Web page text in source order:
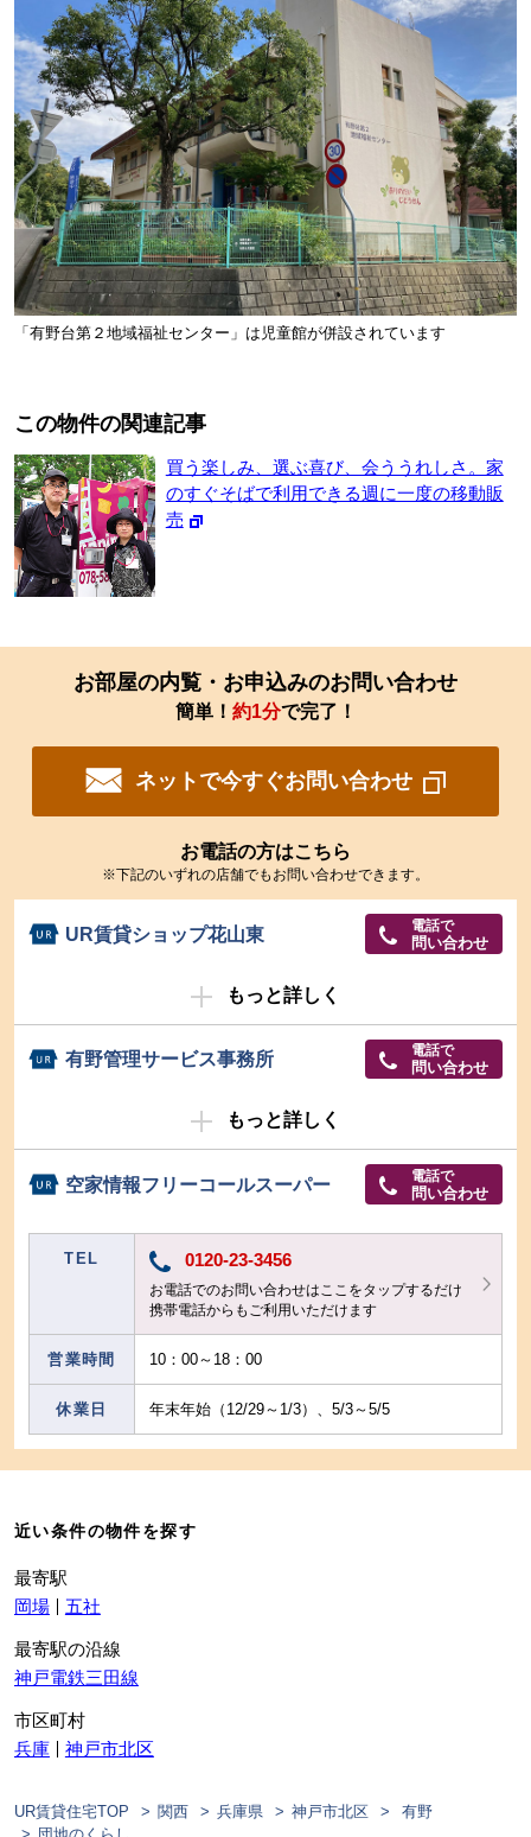
「有野台第２地域福祉センター」は児童館が併設されています
この物件の関連記事
買う楽しみ、選ぶ喜び、会ううれしさ。家
のすぐそばで利用できる週に一度の移動販
売
お部屋の内覧・お申込みのお問い合わせ
簡単！ 約1分で完了！
ネットで今すぐお問い合わせ
お電話の方はこちら
※下記のいずれの店舗でもお問い合わせできます。
UR賃貸ショップ花山東 電話で
問い合わせ
もっと詳しく
有野管理サービス事務所 電話で
問い合わせ
もっと詳しく
空家情報フリーコールスーパー 電話で
問い合わせ
TEL 0120-23-3456
お電話でのお問い合わせはここをタップするだけ
携帯電話からもご利用いただけます
営業時間 10：00～18：00
休業日 年末年始（12/29～1/3）、5/3～5/5
近い条件の物件を探す
最寄駅
岡場
五社
最寄駅の沿線
神戸電鉄三田線
市区町村
兵庫
神戸市北区
UR賃貸住宅TOP 関西 兵庫県 神戸市北区
有野